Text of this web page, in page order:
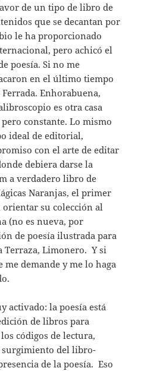
de un tipo de libro de
que se decantan por
le ha proporcionado
pero achicó el
poesía. Si no me
en el último tiempo
Ferrada. Enhorabuena,
es otra casa
constante. Lo mismo
ideal de editorial,
con el arte de editar
debiera darse la
a verdadero libro de
Naranjas, el primer
orientar su colección al
(no es nueva, por
de poesía ilustrada para
Terraza, Limonero. Y si
demande y me lo haga
activado: la poesía está
de libros para
códigos de lectura,
surgimiento del libro-
de la poesía. Eso